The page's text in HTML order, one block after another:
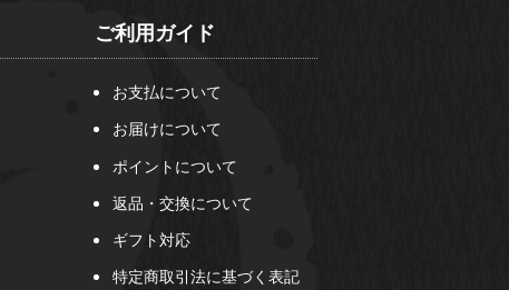
ご利用ガイド
お支払について
お届けについて
ポイントについて
返品・交換について
ギフト対応
特定商取引法に基づく表記